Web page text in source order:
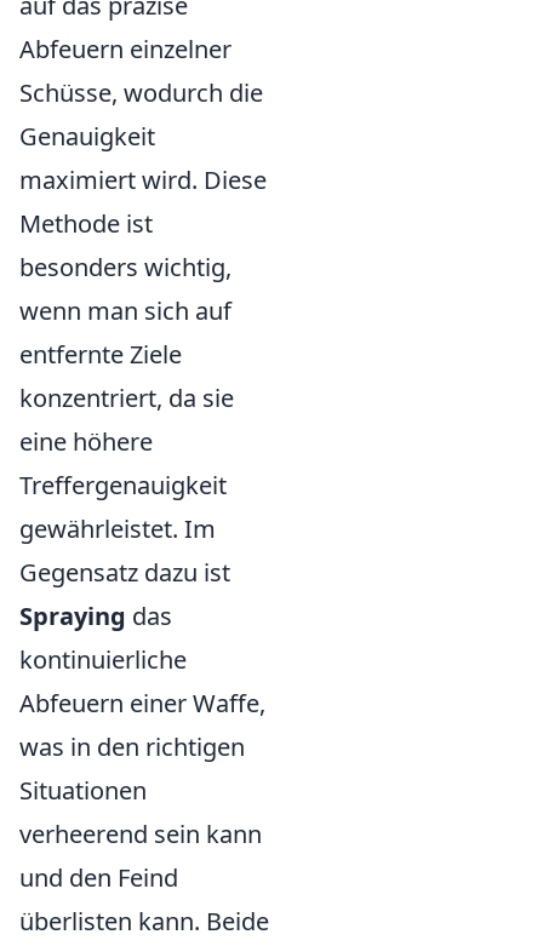
Abfeuern einzelner
Schüsse, wodurch die
Genauigkeit
maximiert wird. Diese
Methode ist
besonders wichtig,
wenn man sich auf
entfernte Ziele
konzentriert, da sie
eine höhere
Treffergenauigkeit
gewährleistet. Im
Gegensatz dazu ist
Spraying das
kontinuierliche
Abfeuern einer Waffe,
was in den richtigen
Situationen
verheerend sein kann
und den Feind
überlisten kann. Beide